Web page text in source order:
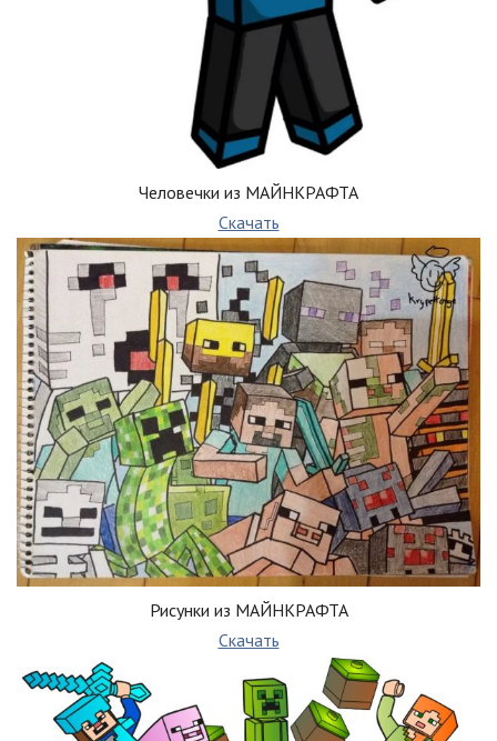
Человечки из МАЙНКРАФТА
Скачать
Рисунки из МАЙНКРАФТА
Скачать